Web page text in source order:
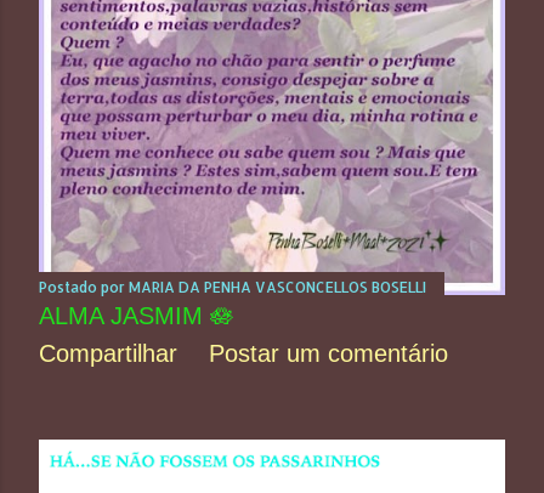
Postado por MARIA DA PENHA VASCONCELLOS BOSELLI
ALMA JASMIM 🪷
Compartilhar
Postar um comentário